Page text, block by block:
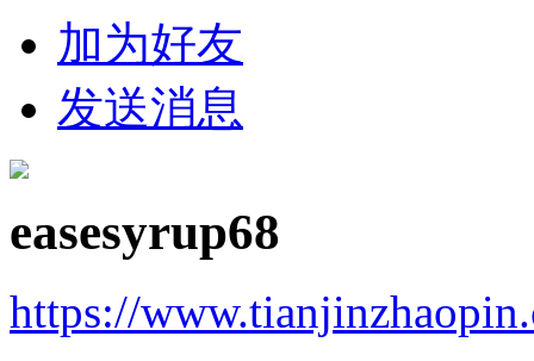
加为好友
发送消息
easesyrup68
https://